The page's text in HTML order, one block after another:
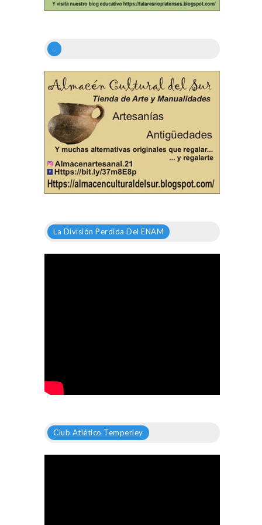
.
La División Perdida Del ENAM
Club Atlético Temperley